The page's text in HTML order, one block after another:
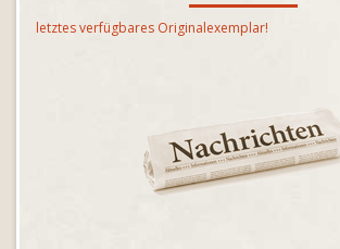
letztes verfügbares Originalexemplar!